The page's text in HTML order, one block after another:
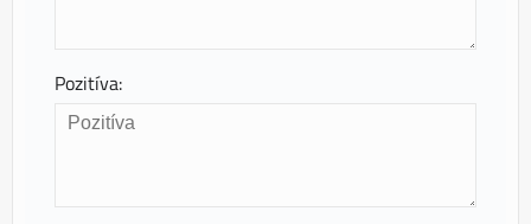
Pozitíva: